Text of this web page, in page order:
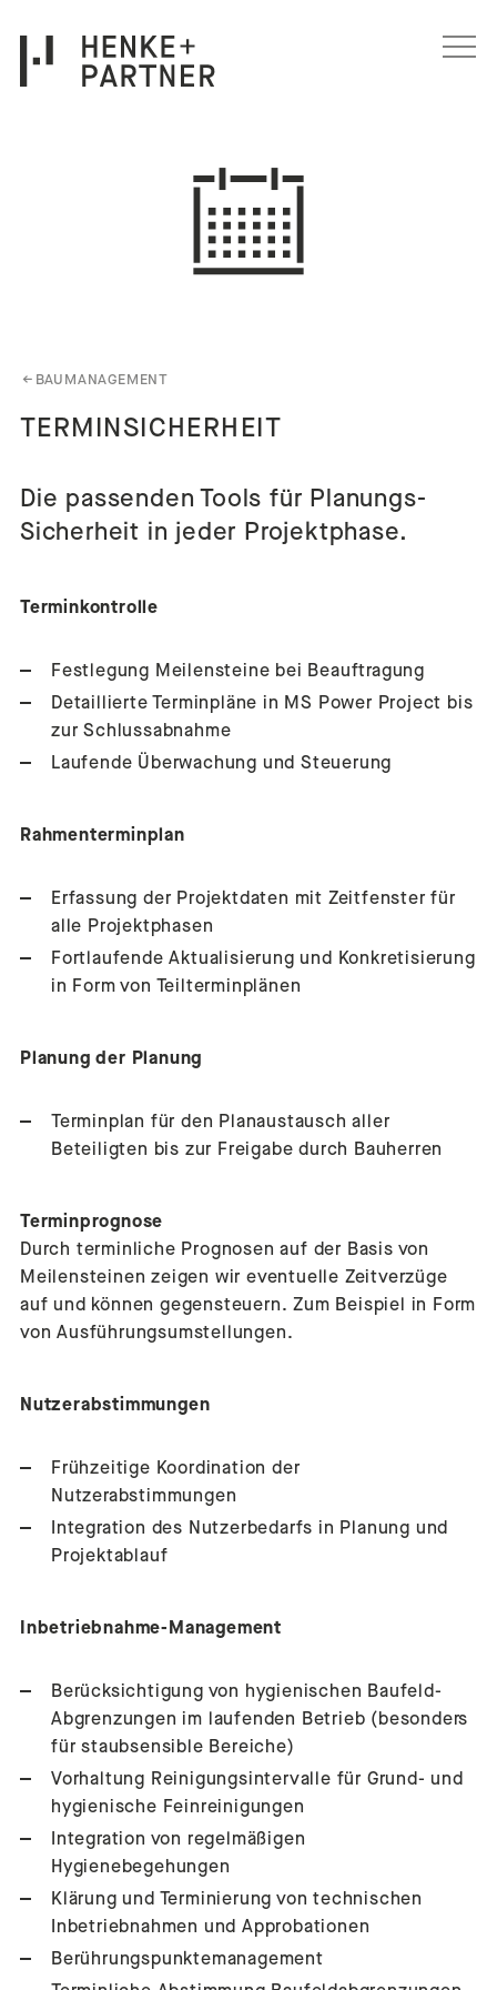
←BAUMANAGEMENT
TERMINSICHERHEIT
Die passenden Tools für Planungs-
Sicherheit in jeder Projektphase.
Terminkontrolle
Festlegung Meilensteine bei Beauftragung
Detaillierte Terminpläne in MS Power Project bis
zur Schlussabnahme
Laufende Überwachung und Steuerung
Rahmenterminplan
Erfassung der Projektdaten mit Zeitfenster für
alle Projektphasen
Fortlaufende Aktualisierung und Konkretisierung
in Form von Teilterminplänen
Planung der Planung
Terminplan für den Planaustausch aller
Beteiligten bis zur Freigabe durch Bauherren
Terminprognose
Durch terminliche Prognosen auf der Basis von
Meilensteinen zeigen wir eventuelle Zeitverzüge
auf und können gegensteuern. Zum Beispiel in Form
von Ausführungsumstellungen.
Nutzerabstimmungen
Frühzeitige Koordination der
Nutzerabstimmungen
Integration des Nutzerbedarfs in Planung und
Projektablauf
Inbetriebnahme-Management
Berücksichtigung von hygienischen Baufeld-
Abgrenzungen im laufenden Betrieb (besonders
für staubsensible Bereiche)
Vorhaltung Reinigungsintervalle für Grund- und
hygienische Feinreinigungen
Integration von regelmäßigen
Hygienebegehungen
Klärung und Terminierung von technischen
Inbetriebnahmen und Approbationen
Berührungspunktemanagement